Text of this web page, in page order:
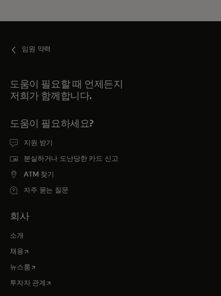
임원 약력
도움이 필요할 때 언제든지
저희가 함께합니다.
도움이 필요하세요?
지원 받기
분실하거나 도난당한 카드 신고
ATM 찾기
자주 묻는 질문
회사
소개
채용새 탭에서 열림
뉴스룸새 탭에서 열림
투자자 관계 새 탭에서 열림